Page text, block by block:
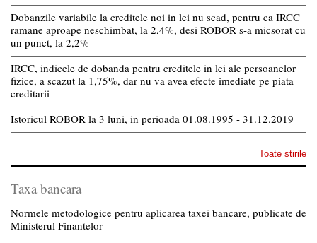
Dobanzile variabile la creditele noi in lei nu scad, pentru ca IRCC
ramane aproape neschimbat, la 2,4%, desi ROBOR s-a micsorat cu
un punct, la 2,2%
IRCC, indicele de dobanda pentru creditele in lei ale persoanelor
fizice, a scazut la 1,75%, dar nu va avea efecte imediate pe piata
creditarii
Istoricul ROBOR la 3 luni, in perioada 01.08.1995 - 31.12.2019
Toate stirile
Taxa bancara
Normele metodologice pentru aplicarea taxei bancare, publicate de
Ministerul Finantelor